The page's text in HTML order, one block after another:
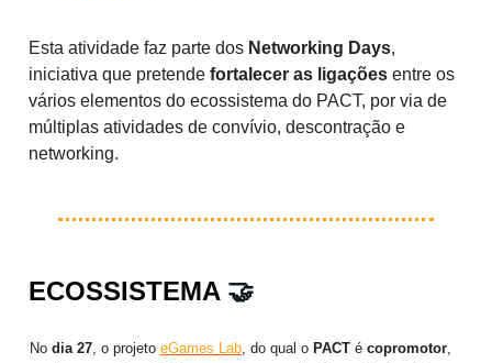
Esta atividade faz parte dos Networking Days,
iniciativa que pretende fortalecer as ligações entre os
vários elementos do ecossistema do PACT, por via de
múltiplas atividades de convívio, descontração e
networking.
ECOSSISTEMA 🤝
No dia 27 , o projeto eGames Lab , do qual o PACT é copromotor